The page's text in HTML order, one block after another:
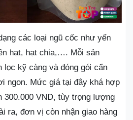
các loại ngũ cốc như yến
hạt, hạt chia,…. Mỗi sản
lọc kỹ càng và đóng gói cẩn
ngon. Mức giá tại đây khá hợp
300.000 VND, tùy trọng lượng
ra, đơn vị còn nhận giao hàng